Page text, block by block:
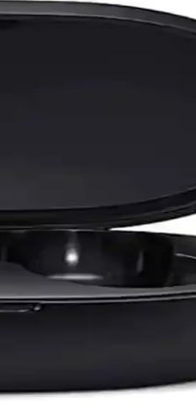
arasında karışık
karşılaştırılıyor. Her iki
kalitesi ve kullanıcı deneyimiyle
temiz tutun ve sağlığınızı
sorunu teşhis edip çözmek
ve uzun pil ömrü ile günlük